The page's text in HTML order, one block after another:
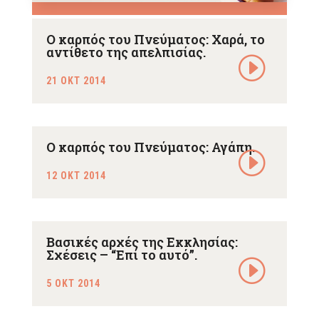
Ο καρπός του Πνεύματος: Χαρά, το
αντίθετο της απελπισίας.
21 ΟΚΤ 2014
Ο καρπός του Πνεύματος: Αγάπη.
12 ΟΚΤ 2014
Βασικές αρχές της Εκκλησίας:
Σχέσεις – “Επί το αυτό”.
5 ΟΚΤ 2014